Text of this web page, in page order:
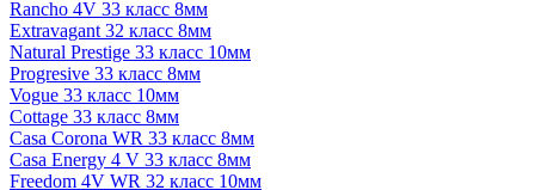
Rancho 4V 33 класс 8мм
Extravagant 32 класс 8мм
Natural Prestige 33 класс 10мм
Progresive 33 класс 8мм
Vogue 33 класс 10мм
Cottage 33 класс 8мм
Casa Corona WR 33 класс 8мм
Casa Energy 4 V 33 класс 8мм
Freedom 4V WR 32 класс 10мм